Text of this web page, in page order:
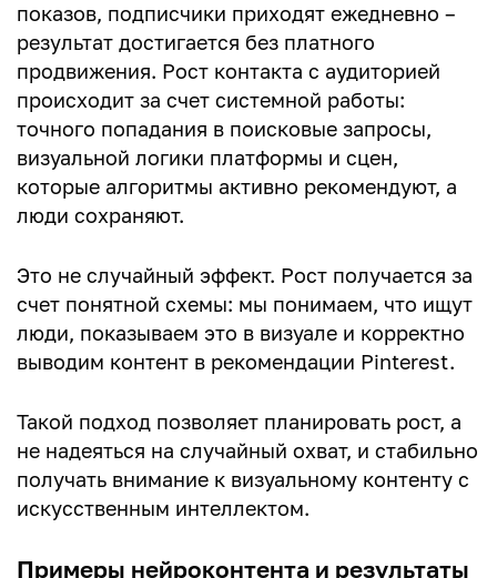
показов, подписчики приходят ежедневно –
результат достигается без платного
продвижения. Рост контакта с аудиторией
происходит за счет системной работы:
точного попадания в поисковые запросы,
визуальной логики платформы и сцен,
которые алгоритмы активно рекомендуют, а
люди сохраняют.
Это не случайный эффект. Рост получается за
счет понятной схемы: мы понимаем, что ищут
люди, показываем это в визуале и корректно
выводим контент в рекомендации Pinterest.
Такой подход позволяет планировать рост, а
не надеяться на случайный охват, и стабильно
получать внимание к визуальному контенту с
искусственным интеллектом.
Примеры нейроконтента и результаты